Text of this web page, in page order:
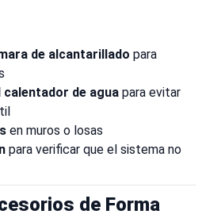
de alcantarillado para
de agua para evitar
en muros o losas
para verificar que el sistema no
de Forma